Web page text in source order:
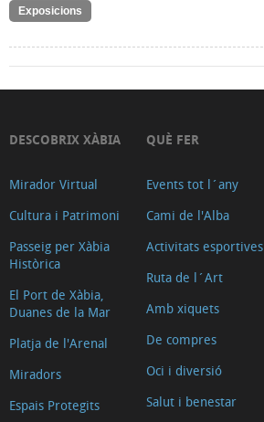
Exposicions
DESCOBRIX XÀBIA
Mirador Virtual
Cultura i Patrimoni
Passeig per Xàbia
Històrica
El Port de Xàbia,
Duanes de la Mar
Platja de l'Arenal
Miradors
Espais Protegits
QUÈ FER
Events tot l´any
Cami de l'Alba
Activitats esportives
Ruta de l´Art
Amb xiquets
De compres
Oci i diversió
Salut i benestar